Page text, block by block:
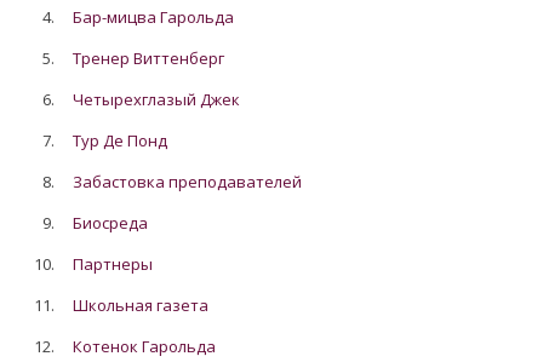
4.
Бар-мицва Гарольда
5.
Тренер Виттенберг
6.
Четырехглазый Джек
7.
Тур Де Понд
8.
Забастовка преподавателей
9.
Биосреда
10.
Партнеры
11.
Школьная газета
12.
Котенок Гарольда